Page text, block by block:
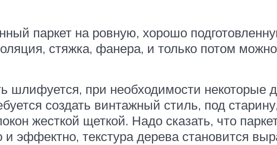
паркет на ровную, хорошо
стяжка, фанера, и только потом
шлифуется, при необходимости некоторые
создать винтажный стиль, под
жесткой щеткой. Надо сказать, что
эффектно, текстура дерева становится